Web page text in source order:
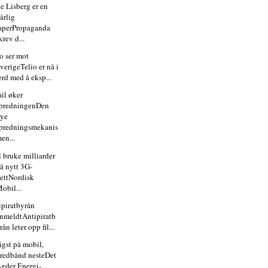
Lisberg er en
d...
ser mot
er nå i
med å eksp...
øker
bruke milliarder
nytt 3G-
leter opp fil...
på mobil,
nesteDet
Energi-...